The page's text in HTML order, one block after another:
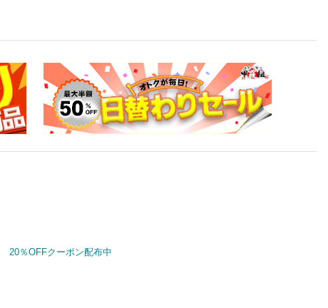
20％OFFクーポン配布中